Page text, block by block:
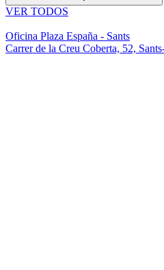
VER TODOS
Oficina Plaza España - Sants
Carrer de la Creu Coberta, 52,